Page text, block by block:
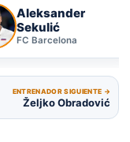
Aleksander
Sekulić
FC Barcelona
ENTRENADOR SIGUIENTE →
Željko Obradović